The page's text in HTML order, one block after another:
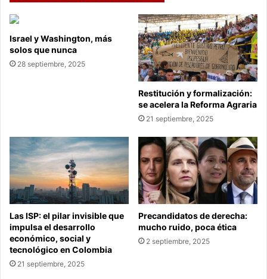
Israel y Washington, más
solos que nunca
28 septiembre, 2025
Restitución y formalización:
se acelera la Reforma Agraria
21 septiembre, 2025
Las ISP: el pilar invisible que
impulsa el desarrollo
económico, social y
tecnológico en Colombia
21 septiembre, 2025
Precandidatos de derecha:
mucho ruido, poca ética
2 septiembre, 2025